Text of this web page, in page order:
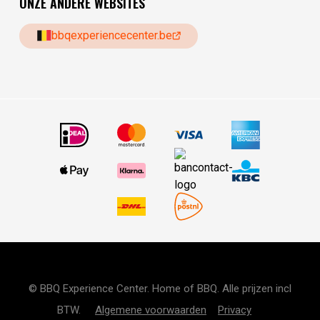
bbqexperiencecenter.be
© BBQ Experience Center. Home of BBQ. Alle prijzen incl
BTW. Algemene voorwaarden
Privacy